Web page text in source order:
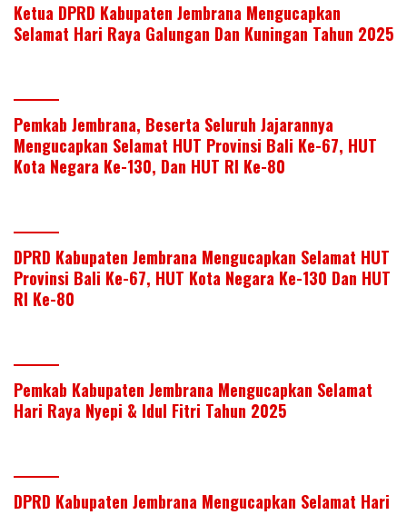
Ketua DPRD Kabupaten Jembrana Mengucapkan
Selamat Hari Raya Galungan Dan Kuningan Tahun 2025
Pemkab Jembrana, Beserta Seluruh Jajarannya
Mengucapkan Selamat HUT Provinsi Bali Ke-67, HUT
Kota Negara Ke-130, Dan HUT RI Ke-80
DPRD Kabupaten Jembrana Mengucapkan Selamat HUT
Provinsi Bali Ke-67, HUT Kota Negara Ke-130 Dan HUT
RI Ke-80
Pemkab Kabupaten Jembrana Mengucapkan Selamat
Hari Raya Nyepi & Idul Fitri Tahun 2025
DPRD Kabupaten Jembrana Mengucapkan Selamat Hari